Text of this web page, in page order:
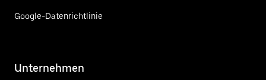
Google-Datenrichtlinie
Unternehmen